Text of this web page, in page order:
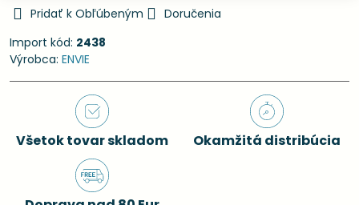
Pridať k Obľúbeným
Doručenia
Import kód: 2438
Výrobca: ENVIE
Všetok tovar skladom Okamžitá distribúcia